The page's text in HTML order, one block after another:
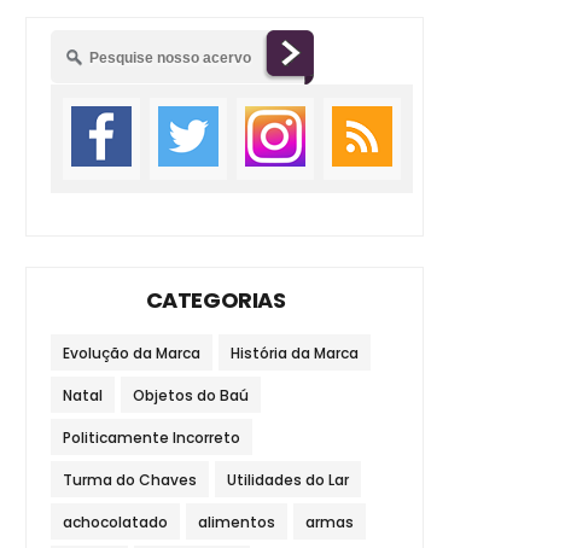
CATEGORIAS
Evolução da Marca História da Marca
Natal Objetos do Baú
Politicamente Incorreto
Turma do Chaves Utilidades do Lar
achocolatado alimentos armas